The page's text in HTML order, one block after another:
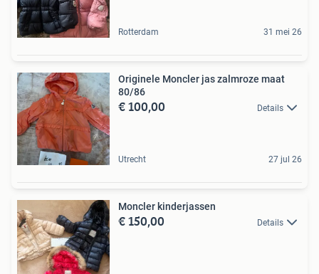
Rotterdam 31 mei 26
Originele Moncler jas zalmroze maat
80/86
€ 100,00 Details
Utrecht 27 jul 26
Moncler kinderjassen
€ 150,00 Details